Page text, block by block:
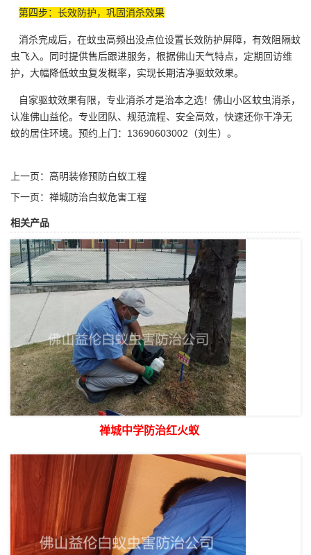
第四步：长效防护，巩固消杀效果
消杀完成后，在蚊虫高频出没点位设置长效防护屏障，有效阻隔蚊
虫飞入。同时提供售后跟进服务，根据佛山天气特点，定期回访维
护，大幅降低蚊虫复发概率，实现长期洁净驱蚊效果。
自家驱蚊效果有限，专业消杀才是治本之选！佛山小区蚊虫消杀，
认准佛山益伦。专业团队、规范流程、安全高效，快速还你干净无
蚊的居住环境。预约上门：13690603002（刘生）。
上一页： 高明装修预防白蚁工程
下一页： 禅城防治白蚁危害工程
相关产品
禅城中学防治红火蚁